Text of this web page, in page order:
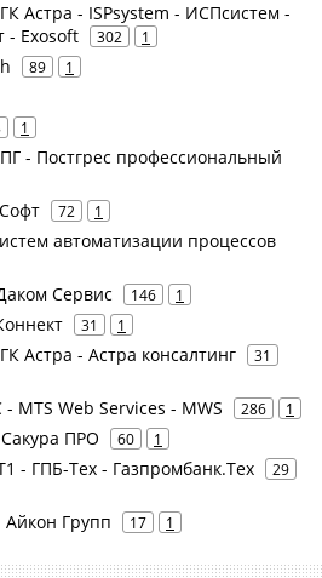
Астра - ISPsystem - ИСПсистем -
- Exosoft
302 1
89 1
1
- Постгрес профессиональный
72 1
автоматизации процессов
Сервис 146 1
31 1
Астра - Астра консалтинг
31
Web Services - MWS 286 1
ПРО 60 1
- ГПБ-Тех - Газпромбанк.Тех
29
Айкон Групп 17 1